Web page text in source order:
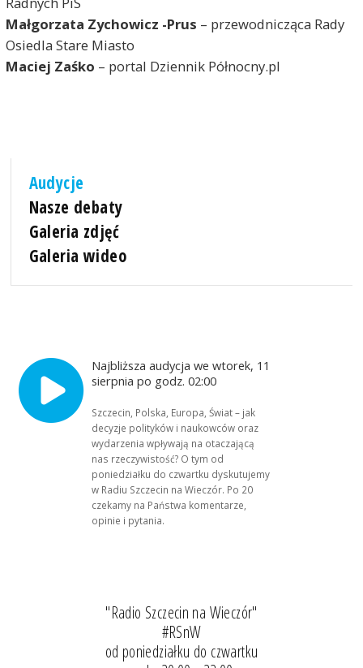
Małgorzata Zychowicz -Prus – przewodnicząca Rady
Osiedla Stare Miasto
Maciej Zaśko – portal Dziennik Północny.pl
Audycje
Nasze debaty
Galeria zdjęć
Galeria wideo
Najbliższa audycja we wtorek, 11
sierpnia po godz. 02:00
Szczecin, Polska, Europa, Świat – jak
decyzje polityków i naukowców oraz
wydarzenia wpływają na otaczającą
nas rzeczywistość? O tym od
poniedziałku do czwartku dyskutujemy
w Radiu Szczecin na Wieczór. Po 20
czekamy na Państwa komentarze,
opinie i pytania.
"Radio Szczecin na Wieczór"
#RSnW
od poniedziałku do czwartku